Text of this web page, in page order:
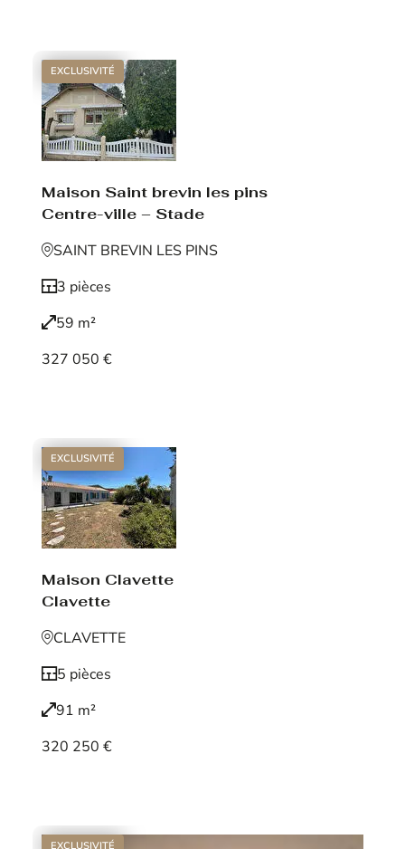
EXCLUSIVITÉ
Maison Saint brevin les pins
Centre-ville – Stade
SAINT BREVIN LES PINS
3 pièces
59 m²
327 050 €
EXCLUSIVITÉ
Maison Clavette
Clavette
CLAVETTE
5 pièces
91 m²
320 250 €
EXCLUSIVITÉ